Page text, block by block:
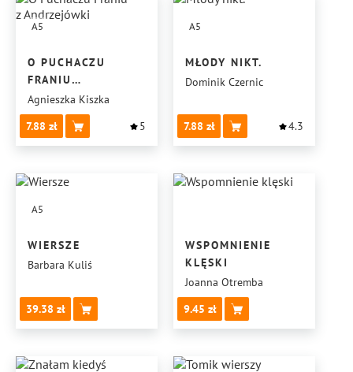
A5
O PUCHACZU
FRANIU
Z ANDRZEJÓWKI
Agnieszka Kiszka
7.88
5
A5
MŁODY NIKT.
Dominik Czernic
7.88 4.3
A5
WIERSZE
Barbara Kuliś
39.38
WSPOMNIENIE
KLĘSKI
Joanna Otremba
9.45